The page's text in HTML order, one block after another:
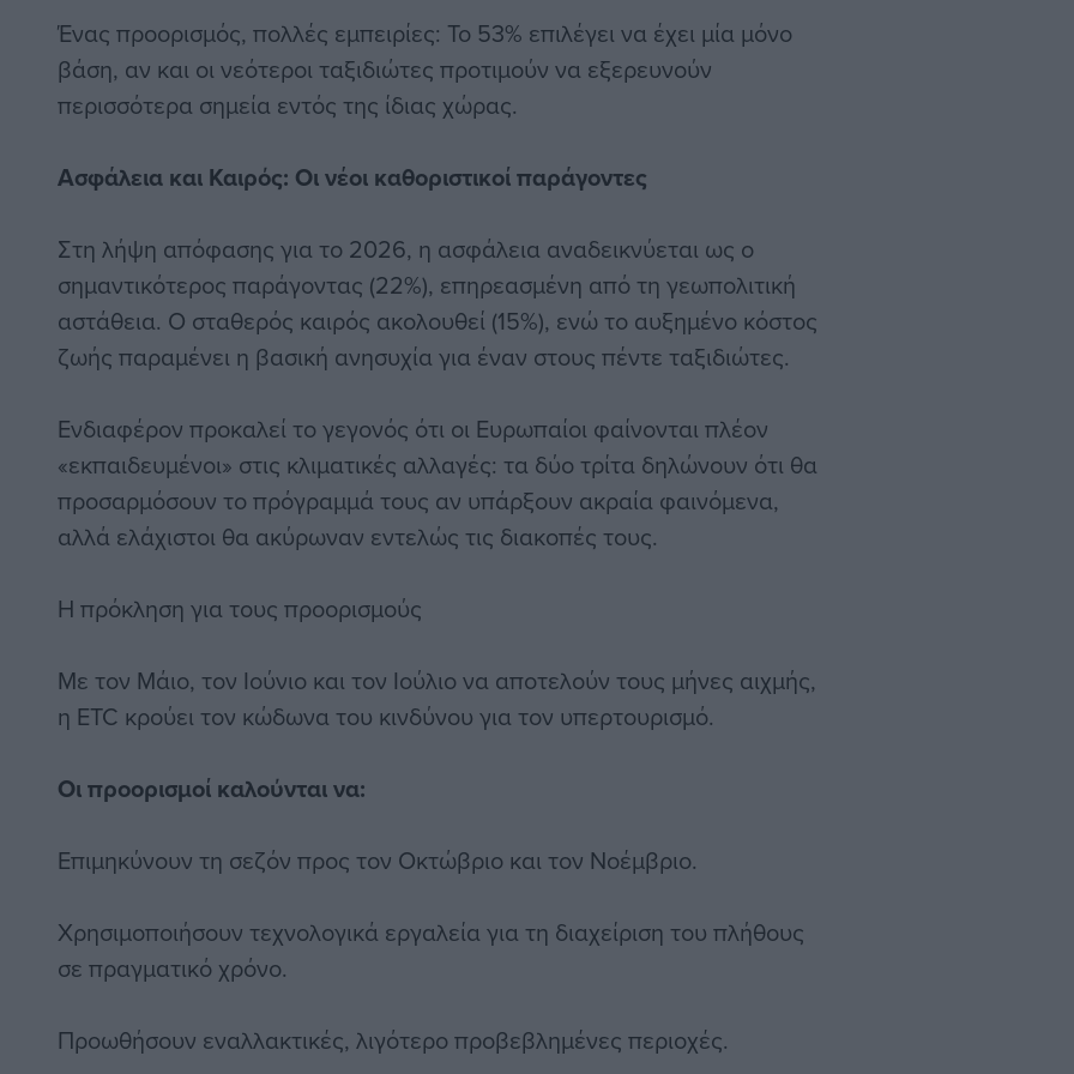
Ένας προορισμός, πολλές εμπειρίες: Το 53% επιλέγει να έχει μία μόνο
βάση, αν και οι νεότεροι ταξιδιώτες προτιμούν να εξερευνούν
περισσότερα σημεία εντός της ίδιας χώρας.
Ασφάλεια και Καιρός: Οι νέοι καθοριστικοί παράγοντες
Στη λήψη απόφασης για το 2026, η ασφάλεια αναδεικνύεται ως ο
σημαντικότερος παράγοντας (22%), επηρεασμένη από τη γεωπολιτική
αστάθεια. Ο σταθερός καιρός ακολουθεί (15%), ενώ το αυξημένο κόστος
ζωής παραμένει η βασική ανησυχία για έναν στους πέντε ταξιδιώτες.
Ενδιαφέρον προκαλεί το γεγονός ότι οι Ευρωπαίοι φαίνονται πλέον
«εκπαιδευμένοι» στις κλιματικές αλλαγές: τα δύο τρίτα δηλώνουν ότι θα
προσαρμόσουν το πρόγραμμά τους αν υπάρξουν ακραία φαινόμενα,
αλλά ελάχιστοι θα ακύρωναν εντελώς τις διακοπές τους.
Η πρόκληση για τους προορισμούς
Με τον Μάιο, τον Ιούνιο και τον Ιούλιο να αποτελούν τους μήνες αιχμής,
η ETC κρούει τον κώδωνα του κινδύνου για τον υπερτουρισμό.
Οι προορισμοί καλούνται να:
Επιμηκύνουν τη σεζόν προς τον Οκτώβριο και τον Νοέμβριο.
Χρησιμοποιήσουν τεχνολογικά εργαλεία για τη διαχείριση του πλήθους
σε πραγματικό χρόνο.
Προωθήσουν εναλλακτικές, λιγότερο προβεβλημένες περιοχές.